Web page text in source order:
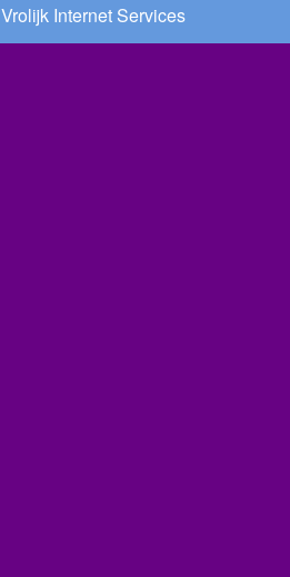
Vrolijk Internet Services